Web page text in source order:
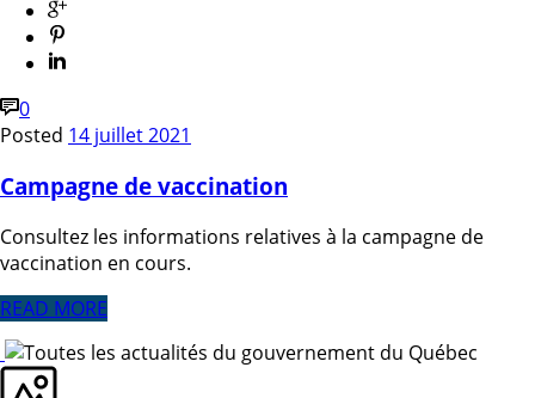
0
Posted 14 juillet 2021
Campagne de vaccination
Consultez les informations relatives à la campagne de
vaccination en cours.
READ MORE